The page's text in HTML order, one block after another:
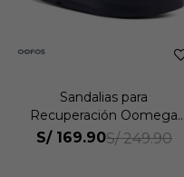
Sandalias para
Recuperación Oomega
Thong Mujer
S/ 169.90S/ 249.90